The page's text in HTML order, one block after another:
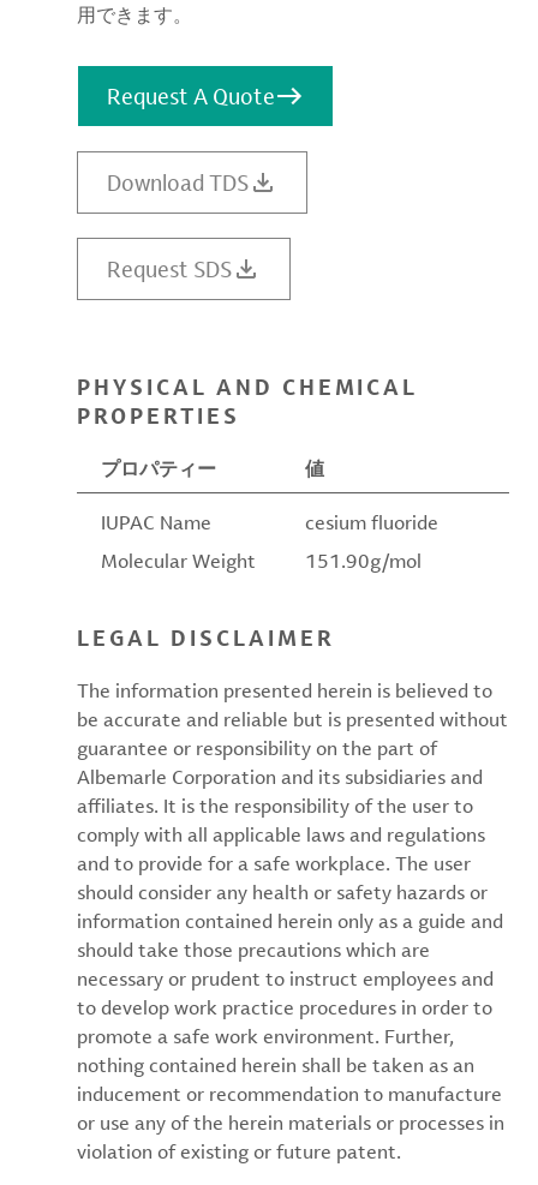
用できます。
Request A Quote
Download TDS
Request SDS
PHYSICAL AND CHEMICAL
PROPERTIES
プロパティー 値
IUPAC Name
cesium fluoride
Molecular Weight
151.90g/mol
LEGAL DISCLAIMER
The information presented herein is believed to
be accurate and reliable but is presented without
guarantee or responsibility on the part of
Albemarle Corporation and its subsidiaries and
affiliates. It is the responsibility of the user to
comply with all applicable laws and regulations
and to provide for a safe workplace. The user
should consider any health or safety hazards or
information contained herein only as a guide and
should take those precautions which are
necessary or prudent to instruct employees and
to develop work practice procedures in order to
promote a safe work environment. Further,
nothing contained herein shall be taken as an
inducement or recommendation to manufacture
or use any of the herein materials or processes in
violation of existing or future patent.